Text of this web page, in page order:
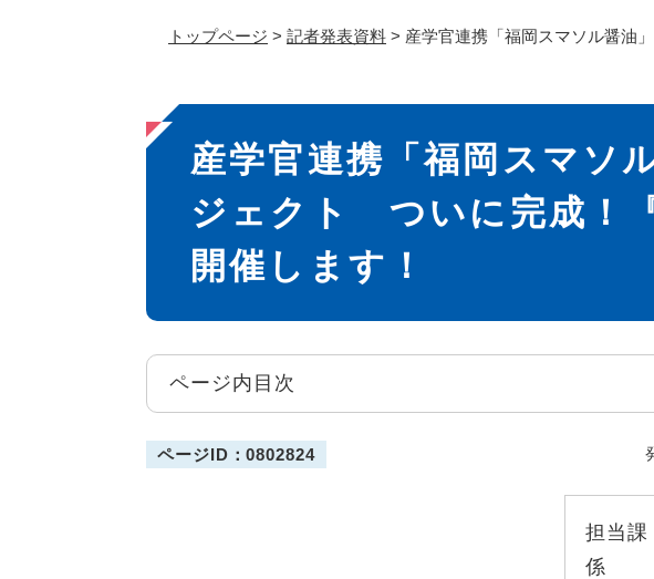
トップページ > 記者発表資料 > 産学官連携「福岡スマソル醤油
本
文
産学官連携「福岡スマソ
ジェクト ついに完成！
開催します！
ページ内目次
ページID：0802824
担当課
係